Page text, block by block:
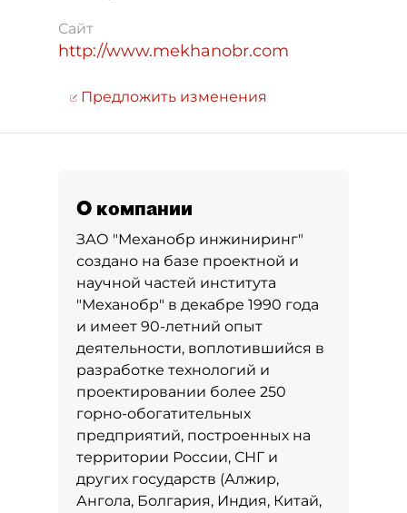
Сайт
http://www.mekhanobr.com
Предложить изменения
О компании
ЗАО "Механобр инжиниринг"
создано на базе проектной и
научной частей института
"Механобр" в декабре 1990 года
и имеет 90-летний опыт
деятельности, воплотившийся в
разработке технологий и
проектировании более 250
горно-обогатительных
предприятий, построенных на
территории России, СНГ и
других государств (Алжир,
Ангола, Болгария, Индия, Китай,